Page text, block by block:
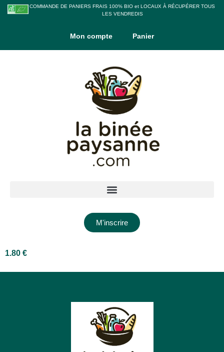
COMMANDE DE PANIERS FRAIS 100% BIO et LOCAUX À RÉCUPÉRER TOUS
LES VENDREDIS
Mon compte Panier
M'inscrire
1.80 €